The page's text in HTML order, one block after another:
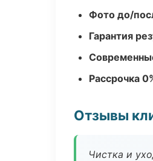
Фото до/
Гарантия
Рассрочка
Отзывы
Чистка и